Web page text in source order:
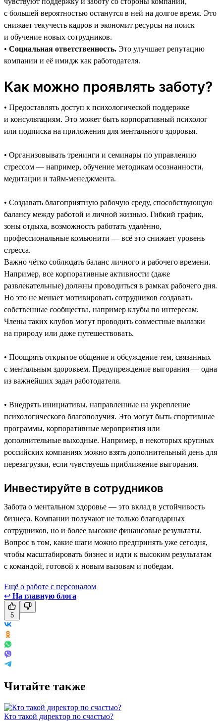
с большей вероятностью останутся в ней на долгое время. Это
снижает текучесть кадров и экономит ресурсы на поиск
и обучение новых сотрудников.
• Социальная ответственность. Это улучшает репутацию
компании и её имидж как работодателя.
Как можно проявлять заботу?
• Предоставлять доступ к психологической поддержке
и консультациям. Это может быть корпоративный психолог
или подписка на приложения для ментального здоровья.
• Организовывать тренинги и семинары по управлению
стрессом — например, обучение методикам осознанности,
медитации и тайм-менеджмента.
• Создавать благоприятную рабочую среду, способствующую
балансу между работой и личной жизнью. Гибкий график,
зоны отдыха, возможность работать удалённо,
профессиональные комьюнити — всё это снижает уровень
стресса.
Важно чётко соблюдать баланс личного и рабочего времени.
Например, все корпоративные активности (даже
развлекательные) должны проводиться в рамках рабочего дня.
Но это не мешает мотивировать сотрудников создавать
собственные сообщества, например клубы по интересам.
Члены таких клубов могут проводить совместные вылазки
на природу или даже путешествовать.
• Поощрять открытое общение и обсуждение тем, связанных
с ментальным здоровьем. Предупреждение выгорания — одна
из важнейших задач работодателя.
• Внедрять инициативы, направленные на укрепление
психологического благополучия. Это могут быть спортивные
программы, корпоративные мероприятия или
дополнительные выходные. Например, в некоторых крупных
российских компаниях можно взять дополнительный день для
перезагрузки, если чувствуешь приближение выгорания.
Инвестируйте в сотрудников
Забота о ментальном здоровье — это вклад в устойчивость
бизнеса. Компании получают не только благодарных
сотрудников, но и более высокие финансовые результаты.
Вопрос в том, какие шаги можно предпринять уже сегодня,
чтобы масштабировать бизнес и идти к высоким результатам
с командой, готовой к новым вызовам и победам.
Ещё о работе с персоналом
↩ На главную блога
5
Читайте также
Кто такой директор по счастью?